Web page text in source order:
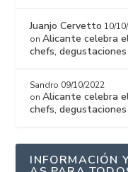
Juanjo Cervetto 10/
onAlicante celebra
chefs,
Sandro 09/10/2022
onAlicante celebra
chefs,
INFORMACIÓN